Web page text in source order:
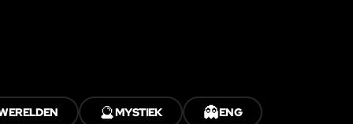
🔮MYSTIEK 👻ENG